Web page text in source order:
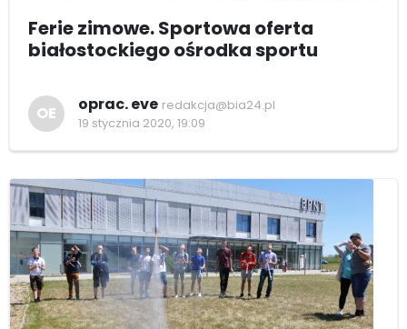
Ferie zimowe. Sportowa oferta
białostockiego ośrodka sportu
OE oprac. eve redakcja@bia24.pl
19 stycznia 2020, 19:09